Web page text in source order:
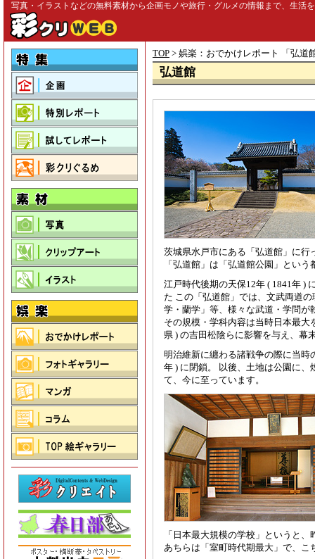
写真・イラストなどの無料素材から企画モノや旅行・グルメの情報まで、生活
TOP > 娯楽：おでかけレポート 「 弘道
弘道館
茨城県水戸市にある「弘道館」に行
「弘道館」は「弘道館公園」とい
江戸時代後期の天保12年 ( 1841年 )
た この「弘道館」では、文武両道
学・蘭学」等、様々な武道・学問が
その規模・学科内容は当時日本最
県 ) の吉田松陰らに影響を与え、幕
明治維新に纏わる諸戦争の際に当時
年 ) に閉鎖。 以後、土地は公園に
て、今に至っています。
「日本最大規模の学校」というと
あちらは「室町時代期最大」で、